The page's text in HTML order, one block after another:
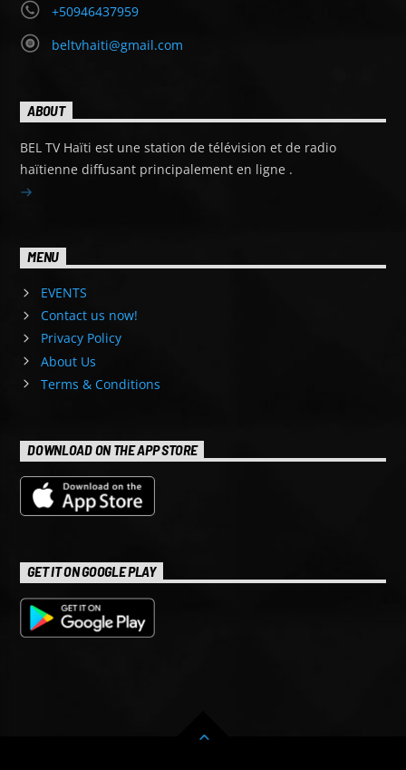
+50946437959
beltvhaiti@gmail.com
ABOUT
BEL TV Haïti est une station de télévision et de radio
haïtienne diffusant principalement en ligne .
MENU
EVENTS
Contact us now!
Privacy Policy
About Us
Terms & Conditions
DOWNLOAD ON THE APP STORE
GET IT ON GOOGLE PLAY